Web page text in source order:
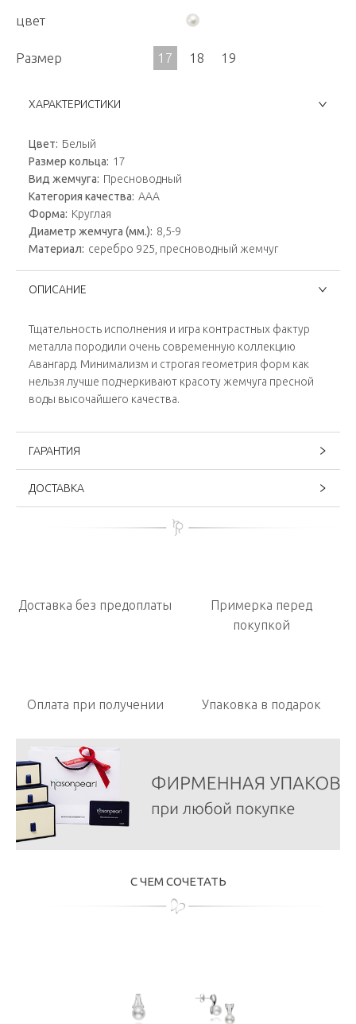
цвет
Размер 17 18 19
ХАРАКТЕРИСТИКИ
Цвет: Белый
Размер кольца: 17
Вид жемчуга: Пресноводный
Категория качества: AAA
Форма: Круглая
Диаметр жемчуга (мм.): 8,5-9
Материал: серебро 925, пресноводный жемчуг
ОПИСАНИЕ
Тщательность исполнения и игра контрастных фактур
металла породили очень современную коллекцию
Авангард. Минимализм и строгая геометрия форм как
нельзя лучше подчеркивают красоту жемчуга пресной
воды высочайшего качества.
ГАРАНТИЯ
ДОСТАВКА
Доставка без предоплаты
Примерка перед
покупкой
Оплата при получении Упаковка в подарок
С ЧЕМ СОЧЕТАТЬ